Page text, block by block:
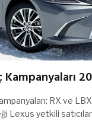
Kampanyaları
RX ve
Lexus yetkili